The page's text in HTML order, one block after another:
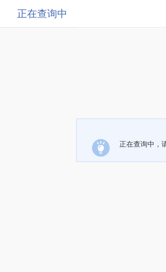
正在查询中
正在查询中，